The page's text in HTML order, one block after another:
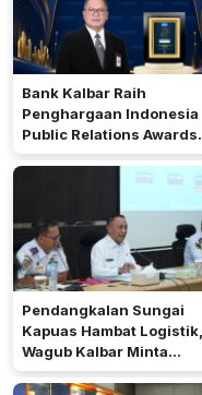
Bank Kalbar Raih
Penghargaan Indonesia
Public Relations Awards
2026
Pendangkalan Sungai
Kapuas Hambat Logistik,
Wagub Kalbar Minta
Pengerukan